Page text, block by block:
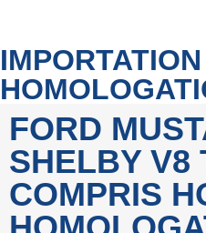
FORD
SHELBY V8
COMPRIS